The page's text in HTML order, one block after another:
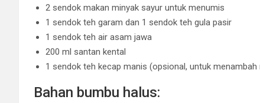
2 sendok makan minyak sayur untuk menumis
1 sendok teh garam dan 1 sendok teh gula pasir
1 sendok teh air asam jawa
200 ml santan kental
1 sendok teh kecap manis (opsional, untuk menambah
Bahan bumbu halus: